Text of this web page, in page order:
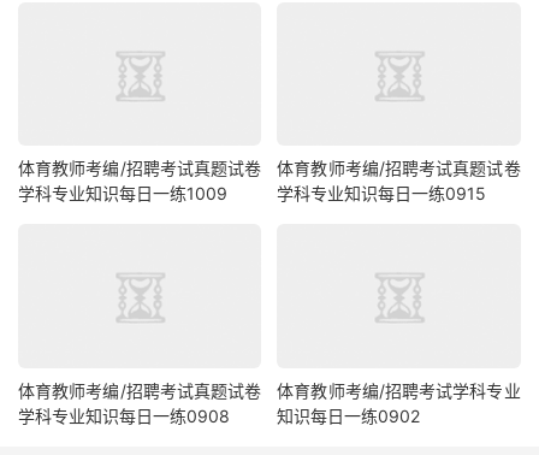
体育教师考编/招聘考试真题试卷
学科专业知识每日一练1009
体育教师考编/招聘考试真题试卷
学科专业知识每日一练0915
体育教师考编/招聘考试真题试卷
学科专业知识每日一练0908
体育教师考编/招聘考试学科专业
知识每日一练0902